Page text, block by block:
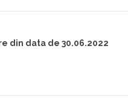
din data de 30.06.2022